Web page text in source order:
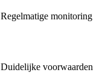
Regelmatige monitoring
Duidelijke voorwaarden